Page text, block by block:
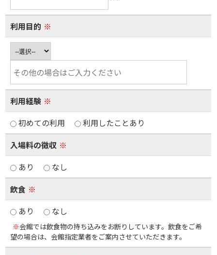
利用目的 ※
利用経験 ※
初めての利用
利用したことあり
入場料の徴収 ※
あり
なし
飲食 ※
あり
なし
※会館では飲食物の持ち込みをお断りしています。飲食をご希
望の場合は、会館指定業者をご案内させていただきます。